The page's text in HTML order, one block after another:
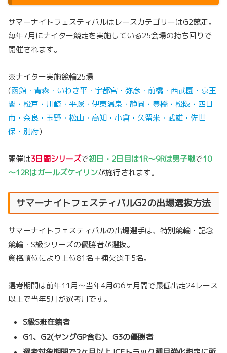
サマーナイトフェスティバルはレースカテゴリーはG2競走。
毎年7月にナイター競走を実施している25会場の持ち回りで
開催されます。
※ナイター実施競輪25場
(函館・青森・いわき平・宇都宮・弥彦・前橋・西武園・京王
閣・松戸・川崎・平塚・伊東温泉・静岡・豊橋・松阪・四日
市・奈良・玉野・松山・高知・小倉・久留米・武雄・佐世
保・別府）
開催は3日間シリーズで初日・2日目は1R～9Rは男子戦で10
～12Rはガールズケイリンが施行されます。
サマーナイトフェスティバルG2の出場選抜方法
サマーナイトフェスティバルの出場選手は、特別競輪・記念
競輪・S級シリーズの優勝者が選抜。
資格順位により上位81名＋補欠選手5名。
選考期間は前年11月～当年4月の6ヶ月間で最低出走24レース
以上で当年5月が選考月です。
S級S班在籍者
G1、G2(ヤングGP含む)、G3の優勝者